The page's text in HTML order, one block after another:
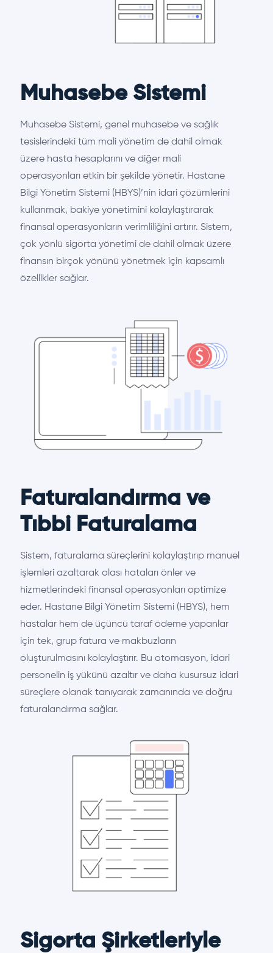
Muhasebe Sistemi
Muhasebe Sistemi, genel muhasebe ve sağlık
tesislerindeki tüm mali yönetim de dahil olmak
üzere hasta hesaplarını ve diğer mali
operasyonları etkin bir şekilde yönetir. Hastane
Bilgi Yönetim Sistemi (HBYS)’nin idari çözümlerini
kullanmak, bakiye yönetimini kolaylaştırarak
finansal operasyonların verimliliğini artırır. Sistem,
çok yönlü sigorta yönetimi de dahil olmak üzere
finansın birçok yönünü yönetmek için kapsamlı
özellikler sağlar.
Faturalandırma ve
Tıbbi Faturalama
Sistem, faturalama süreçlerini kolaylaştırıp manuel
işlemleri azaltarak olası hataları önler ve
hizmetlerindeki finansal operasyonları optimize
eder. Hastane Bilgi Yönetim Sistemi (HBYS), hem
hastalar hem de üçüncü taraf ödeme yapanlar
için tek, grup fatura ve makbuzların
oluşturulmasını kolaylaştırır. Bu otomasyon, idari
personelin iş yükünü azaltır ve daha kusursuz idari
süreçlere olanak tanıyarak zamanında ve doğru
faturalandırma sağlar.
Sigorta Şirketleriyle